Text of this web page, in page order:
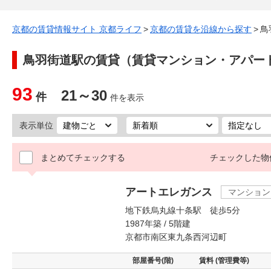
京都の賃貸情報サイト 京都ライフ >京都の賃貸を沿線から探す > 鳥
鳥羽街道駅の賃貸（賃貸マンション・アパー
93 件 21～30 件を表示
表示単位
まとめてチェックする チェックした物
アートエレガンス
マンション
地下鉄烏丸線十条駅 徒歩5分
1987年築 / 5階建
京都市南区東九条西河辺町
部屋番号(階) 賃料 (管理費等)